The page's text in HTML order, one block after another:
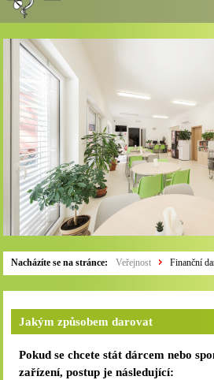
Nacházíte se na stránce: Veřejnost Finanční
Jakým způsobem darovat
Pokud se chcete stát dárcem nebo
zařízení, postup je následující: